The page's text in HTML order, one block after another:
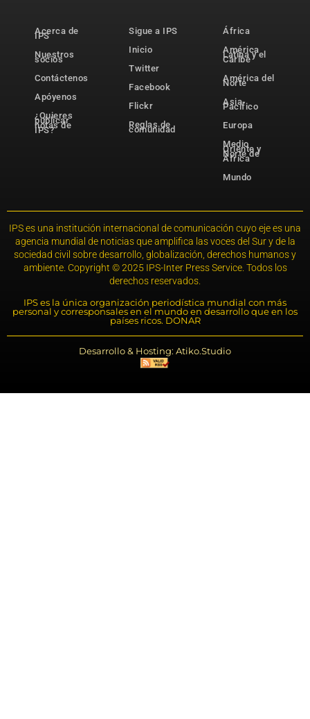
Acerca de
IPS
Nuestros
socios
Contáctenos
Apóyenos
¿Quieres
publicar
notas de
IPS?
Sigue a IPS
Inicio
Twitter
Facebook
Flickr
Reglas de
comunidad
África
América
Latina y el
Caribe
América del
Norte
Asia-
Pacífico
Europa
Medio
Oriente y
Norte de
África
Mundo
IPS es una institución internacional de comunicación cuyo eje es una
agencia mundial de noticias que amplifica las voces del Sur y de la
sociedad civil sobre desarrollo, globalización, derechos humanos y
ambiente. Copyright © 2025 IPS-Inter Press Service. Todos los
derechos reservados.
IPS es la única organización periodística mundial con más
personal y corresponsales en el mundo en desarrollo que en los
países ricos. DONAR
Desarrollo & Hosting: Atiko.Studio